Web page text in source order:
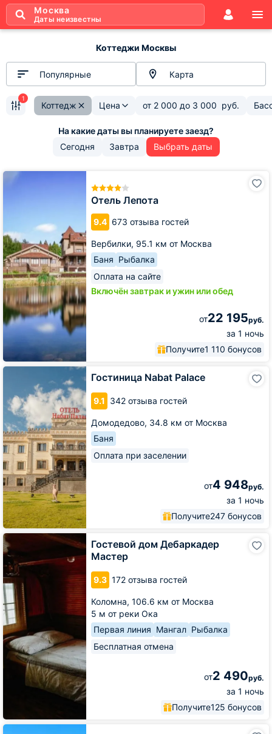
Москва
Даты неизвестны
Коттеджи Москвы
Популярные Карта
Коттедж Цена от 2 000 до 3 000 руб.
1
Сегодня Завтра Выбрать даты
Отель Лепота
9.4 673 отзыва гостей
Вербилки, 95.1 км от Москва
Баня Рыбалка
Оплата на сайте
Включён завтрак и ужин или обед
от22 195руб.
за 1 ночь
Получите1 110 бонусов
Отель
Гостиница Nabat Palace
9.1 342 отзыва гостей
Домодедово, 34.8 км от Москва
Баня
Оплата при заселении
от4 948руб.
за 1 ночь
Получите247 бонусов
Гостиница
Гостевой дом Дебаркадер
Мастер
9.3 172 отзыва гостей
Коломна, 106.6 км от Москва
5 м от реки Ока
Первая линия Мангал Рыбалка
Бесплатная отмена
от2 490руб.
за 1 ночь
Получите125 бонусов
Гостевой
дом
Дебаркадер
Мастер
Коттеджный